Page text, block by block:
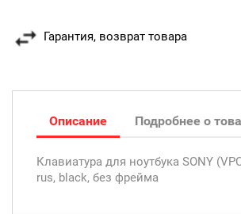
Гарантия, возврат товара
Описание Подробнее о
Клавиатура для ноутбука SONY
rus, black, без фрейма